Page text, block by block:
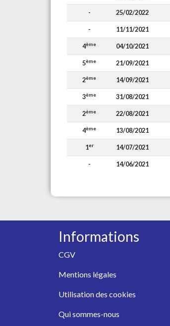
- 25/02/2022
- 11/11/2021
4ème 04/10/2021
5ème 21/09/2021
2ème 14/09/2021
3ème 31/08/2021
2ème 22/08/2021
4ème 13/08/2021
1er 14/07/2021
- 14/06/2021
Informations
CGV
Mentions légales
Utilisation des cookies
Qui sommes-nous